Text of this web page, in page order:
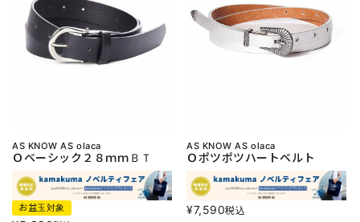
AS KNOW AS olaca
Ｏベーシック２８ｍｍＢＴ
お盆玉対象
AS KNOW AS olaca
Ｏポツポツハートベルト
¥7,590税込